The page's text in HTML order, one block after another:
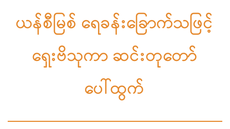
ယန်စီမြစ် ရေခန်းခြောက်သဖြင့်
ရှေးဗိသုကာ ဆင်းတုတော်
ပေါ်ထွက်